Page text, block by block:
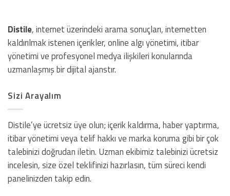
Distile, internet üzerindeki arama sonuçları, internetten
kaldırılmak istenen içerikler, online algı yönetimi, itibar
yönetimi ve profesyonel medya ilişkileri konularında
uzmanlaşmış bir dijital ajanstır.
Sizi Arayalım
Distile’ye ücretsiz üye olun; içerik kaldırma, haber yaptırma,
itibar yönetimi veya telif hakkı ve marka koruma gibi bir çok
talebinizi doğrudan iletin. Uzman ekibimiz talebinizi ücretsiz
incelesin, size özel teklifinizi hazırlasın, tüm süreci kendi
panelinizden takip edin.